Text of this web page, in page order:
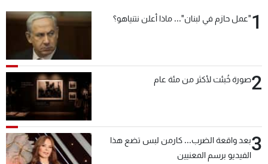
1"عمل حازم في لبنان"... ماذا أعلن نتنياهو؟
2صورة خُبئت لأكثر من مئة عام
3بعد واقعة الضرب... كارمن لبس تضع هذا
الفيديو برسم المعنيين